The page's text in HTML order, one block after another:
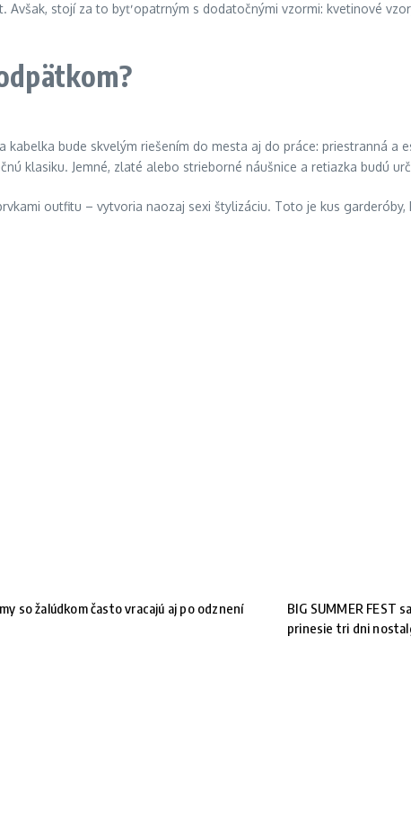
stojí za to byť opatrným s dodatočnými vzormi: kvetinové
bude skvelým riešením do mesta aj do práce: priestranná a
klasiku. Jemné, zlaté alebo strieborné náušnice a retiazka budú
outfitu – vytvoria naozaj sexi štylizáciu. Toto je kus
so žalúdkom často vracajú aj po odznení
BIG SUMMER FEST
prinesie tri dni